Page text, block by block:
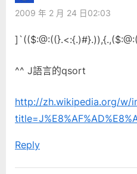
2009 年 2 月 24 日02:03
^^ J語言的qsort
http://zh.wikipedia.org/w/
Reply